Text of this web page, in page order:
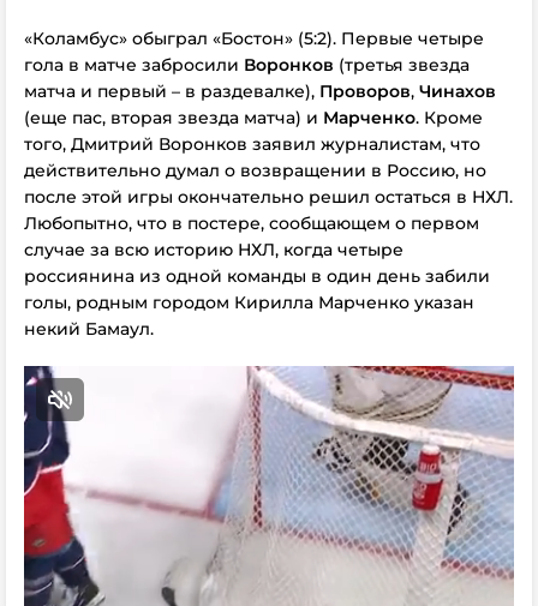
«Коламбус» обыграл «Бостон» (5:2). Первые четыре
гола в матче забросили Воронков (третья звезда
матча и первый – в раздевалке), Проворов, Чинахов
(еще пас, вторая звезда матча) и Марченко. Кроме
того, Дмитрий Воронков заявил журналистам, что
действительно думал о возвращении в Россию, но
после этой игры окончательно решил остаться в НХЛ.
Любопытно, что в постере, сообщающем о первом
случае за всю историю НХЛ, когда четыре
россиянина из одной команды в один день забили
голы, родным городом Кирилла Марченко указан
некий Бамаул.